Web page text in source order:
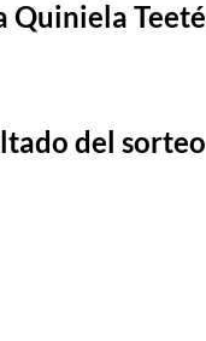
Quiniela Teeté
del sorteo